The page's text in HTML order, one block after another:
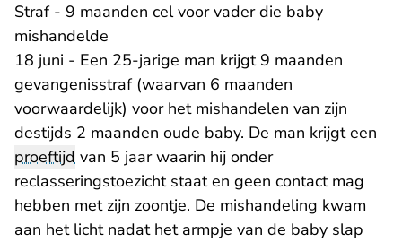
Straf - 9 maanden cel voor vader die baby
mishandelde
18 juni - Een 25-jarige man krijgt 9 maanden
gevangenisstraf (waarvan 6 maanden
voorwaardelijk) voor het mishandelen van zijn
destijds 2 maanden oude baby. De man krijgt een
proeftijd van 5 jaar waarin hij onder
reclasseringstoezicht staat en geen contact mag
hebben met zijn zoontje. De mishandeling kwam
aan het licht nadat het armpje van de baby slap